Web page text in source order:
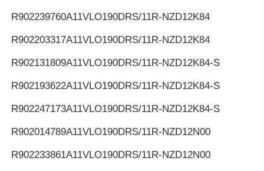
R902239760A11VLO190DRS/11R-NZD12K84
R902203317A11VLO190DRS/11R-NZD12K84
R902131809A11VLO190DRS/11R-NZD12K84-S
R902193622A11VLO190DRS/11R-NZD12K84-S
R902247173A11VLO190DRS/11R-NZD12K84-S
R902014789A11VLO190DRS/11R-NZD12N00
R902233861A11VLO190DRS/11R-NZD12N00